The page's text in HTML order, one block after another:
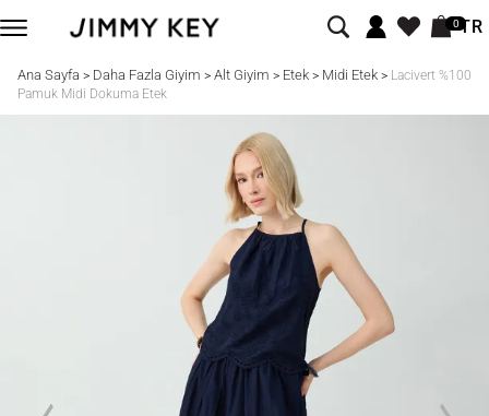
0TR
Ana Sayfa > Daha Fazla Giyim > Alt Giyim > Etek> Midi Etek> Lacivert %100
Pamuk Midi Dokuma Etek